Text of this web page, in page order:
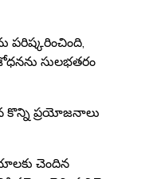
పరిష్కరించింది,
సులభతరం
కొన్ని ప్రయోజనాలు
చెందిన